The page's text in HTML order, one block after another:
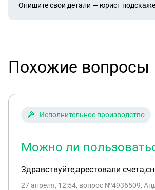
Опишите свои детали — юрист
Похожие вопросы
Исполнительное производство
Можно ли
Здравствуйте,арестовали
27 апреля, 12:54, вопрос №4936509,